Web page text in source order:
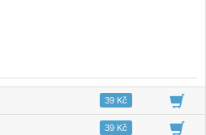
03:4639 Kč
04:3539 Kč